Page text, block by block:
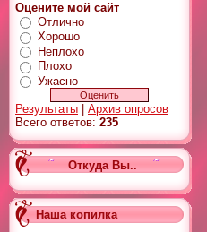
Оцените мой сайт
Отлично
Хорошо
Неплохо
Плохо
Ужасно
Результаты
Архив опросов
Всего ответов: 235
Откуда Вы..
Наша копилка